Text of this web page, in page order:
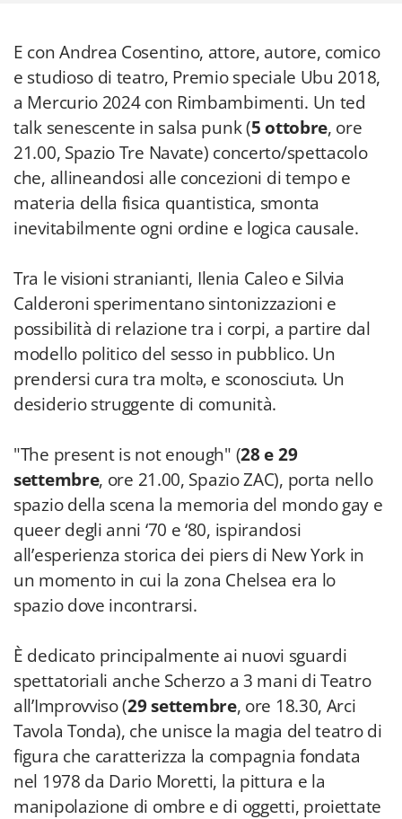
E con Andrea Cosentino, attore, autore, comico
e studioso di teatro, Premio speciale Ubu 2018,
a Mercurio 2024 con Rimbambimenti. Un ted
talk senescente in salsa punk (5 ottobre, ore
21.00, Spazio Tre Navate) concerto/spettacolo
che, allineandosi alle concezioni di tempo e
materia della fisica quantistica, smonta
inevitabilmente ogni ordine e logica causale.
Tra le visioni stranianti, Ilenia Caleo e Silvia
Calderoni sperimentano sintonizzazioni e
possibilità di relazione tra i corpi, a partire dal
modello politico del sesso in pubblico. Un
prendersi cura tra moltə, e sconosciutə. Un
desiderio struggente di comunità.
"The present is not enough" (28 e 29
settembre, ore 21.00, Spazio ZAC), porta nello
spazio della scena la memoria del mondo gay e
queer degli anni ‘70 e ‘80, ispirandosi
all’esperienza storica dei piers di New York in
un momento in cui la zona Chelsea era lo
spazio dove incontrarsi.
È dedicato principalmente ai nuovi sguardi
spettatoriali anche Scherzo a 3 mani di Teatro
all’Improvviso (29 settembre, ore 18.30, Arci
Tavola Tonda), che unisce la magia del teatro di
figura che caratterizza la compagnia fondata
nel 1978 da Dario Moretti, la pittura e la
manipolazione di ombre e di oggetti, proiettate